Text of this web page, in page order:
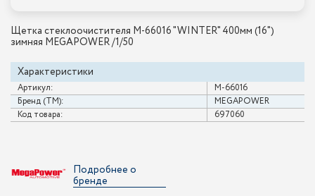
Щетка стеклоочистителя M-66016 "WINTER" 400мм (16")
зимняя MEGAPOWER /1/50
Характеристики
Артикул:
M-66016
Бренд (ТМ):
MEGAPOWER
Код товара:
697060
Подробнее о
бренде